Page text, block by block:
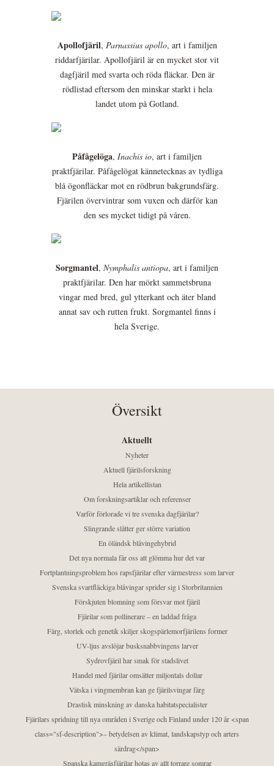
Apollofjäril, Parnassius apollo, art i familjen
riddarfjärilar. Apollofjäril är en mycket stor vit
dagfjäril med svarta och röda fläckar. Den är
rödlistad eftersom den minskar starkt i hela
landet utom på Gotland.
Påfågelöga, Inachis io, art i familjen
praktfjärilar. Påfågelögat kännetecknas av tydliga
blå ögonfläckar mot en rödbrun bakgrundsfärg.
Fjärilen övervintrar som vuxen och därför kan
den ses mycket tidigt på våren.
Sorgmantel, Nymphalis antiopa, art i familjen
praktfjärilar. Den har mörkt sammetsbruna
vingar med bred, gul ytterkant och äter bland
annat sav och rutten frukt. Sorgmantel finns i
hela Sverige.
Översikt
Aktuellt
Nyheter
Aktuell fjärilsforskning
Hela artikellistan
Om forskningsartiklar och referenser
Varför förlorade vi tre svenska dagfjärilar?
Slingrande slåtter ger större variation
En öländsk blåvingehybrid
Det nya normala får oss att glömma hur det var
Fortplantningsproblem hos rapsfjärilar efter värmestress som larver
Svenska svartfläckiga blåvingar sprider sig i Storbritannien
Förskjuten blomning som försvar mot fjäril
Fjärilar som pollinerare – en laddad fråga
Färg, storlek och genetik skiljer skogspärlemorfjärilens former
UV-ljus avslöjar busksnabbvingens larver
Sydrovfjäril har smak för stadslivet
Handel med fjärilar omsätter miljontals dollar
Vätska i vingmembran kan ge fjärilsvingar färg
Drastisk minskning av danska habitatspecialister
Fjärilars spridning till nya områden i Sverige och Finland under 120 år <span
class="sf-description">– betydelsen av klimat, landskapstyp och arters
särdrag</span>
Spanska kamgräsfjärilar hotas av allt torrare somrar